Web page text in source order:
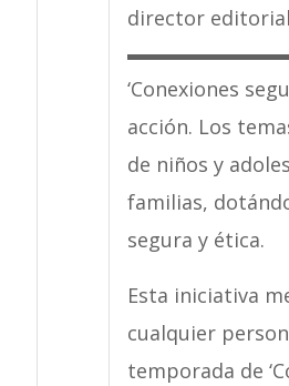
director
‘Conexiones
acción. Los
de niños y
familias,
segura y ética.
Esta iniciativa
cualquier
temporada de